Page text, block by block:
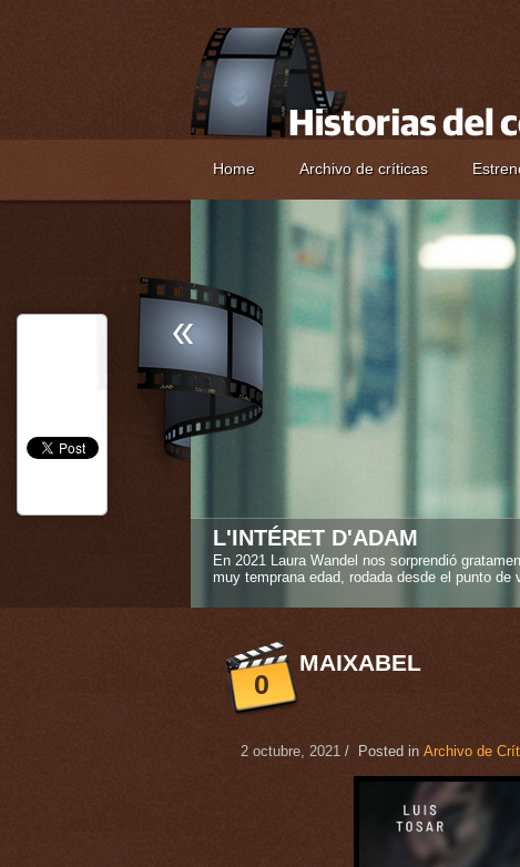
Home Archivo de críticas
STEREO GIRLS
La amistad verdadera es uno de los
Caroline Deruas Peano en "Stereo girls" ("Les
0
MAIXABEL
2 octubre, 2021 / Posted in Archivo de